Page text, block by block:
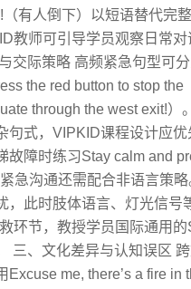
有人倒下）以短语替代完
教师可引导学员观察日常对
交际策略 高频紧急句型可
the red button to stop the
through the west exit!）
句式，VIPKID课程设计应优
故障时练习Stay calm and
急沟通还需配合非语言策略
，此时肢体语言、灯光信号
环节，教授学员国际通用的
三、文化差异与认知误区
me, there’s a fire in